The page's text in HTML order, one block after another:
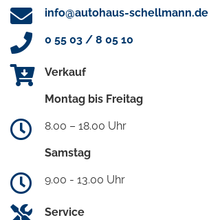
info@autohaus-schellmann.de
0 55 03 / 8 05 10
Verkauf
Montag bis Freitag
8.00 – 18.00 Uhr
Samstag
9.00 - 13.00 Uhr
Service